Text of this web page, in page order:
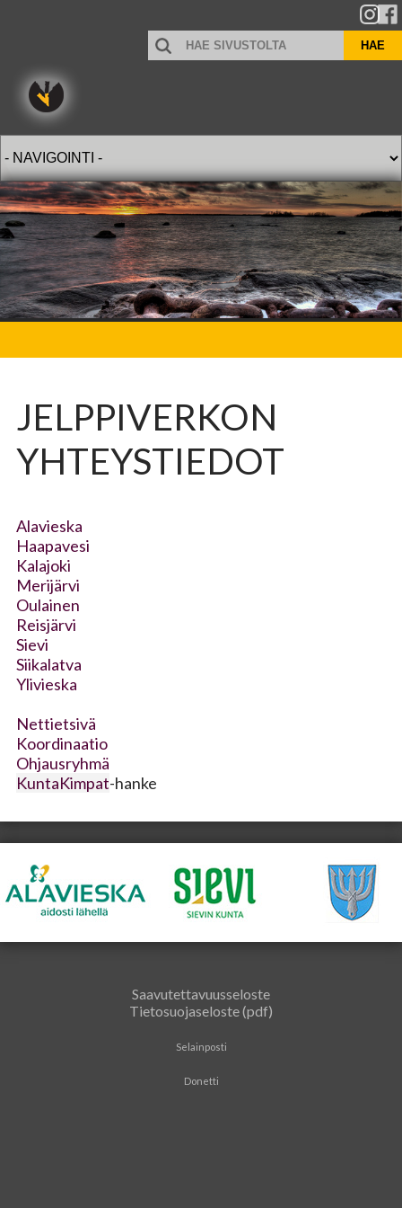
HAE
SIVUSTOLTA
HAE
JELPPIVERKON
YHTEYSTIEDOT
Alavieska
Haapavesi
Kalajoki
Merijärvi
Oulainen
Reisjärvi
Sievi
Siikalatva
Ylivieska
Nettietsivä
Koordinaatio
Ohjausryhmä
KuntaKimpat-hanke
Saavutettavuusseloste
Tietosuojaseloste (pdf)
Selainposti
Donetti